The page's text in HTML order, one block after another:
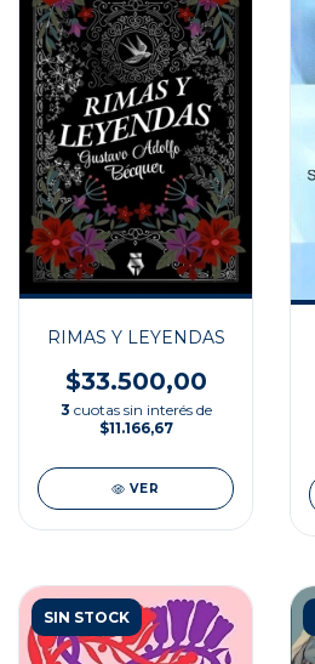
RIMAS Y LEYENDAS
$33.500,00
3 cuotas sin interés de
$11.166,67
VER
SIN STOCK